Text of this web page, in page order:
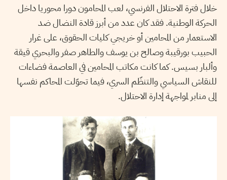
خلال فترة الاحتلال الفرنسي، لعب المحامون دورا محوريا داخل
الحركة الوطنية. فقد كان عدد من أبرز قادة النضال ضد
الاستعمار من المحامين أو خريجي كليات الحقوق، على غرار
الحبيب بورقيبة وصالح بن يوسف والطاهر صفر والبحري قيقة
وألبار بسيس. كما كانت مكاتب المحامين في العاصمة فضاءات
للنقاش السياسي والتنظّم السري، فيما تحوّلت المحاكم نفسها
إلى منابر لمواجهة إدارة الاحتلال.